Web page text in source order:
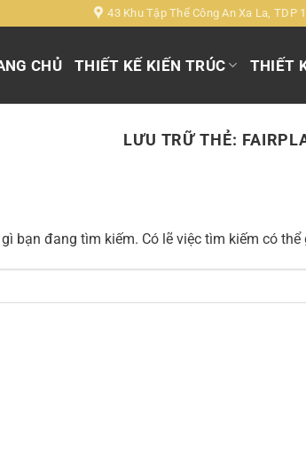
43 Khu Tập Thể Công An Xa La, TDP
CHỦ THIẾT KẾ KIẾN TRÚC THIẾT
LƯU TRỮ THẺ:
bạn đang tìm kiếm. Có lẽ việc tìm kiếm có thể